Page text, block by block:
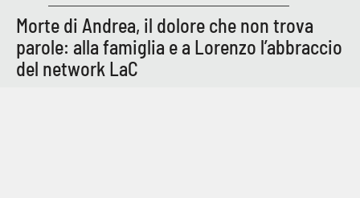
Venti di comunicazione
STREAMING
Morte di Andrea, il dolore che non trova
parole: alla famiglia e a Lorenzo l’abbraccio
del network LaC